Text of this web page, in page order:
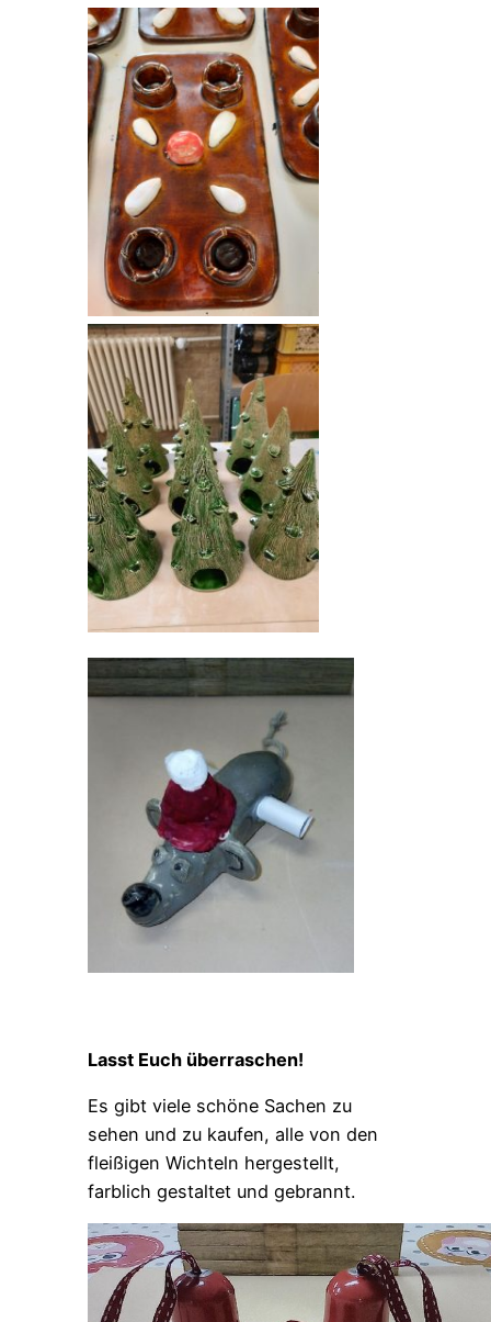
Lasst Euch überraschen!
Es gibt viele schöne Sachen zu
sehen und zu kaufen, alle von den
fleißigen Wichteln hergestellt,
farblich gestaltet und gebrannt.